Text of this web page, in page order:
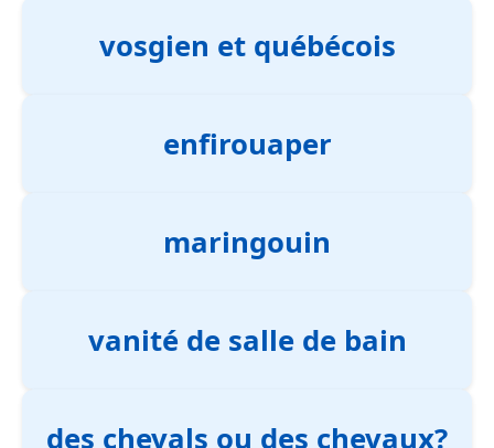
vosgien et québécois
enfirouaper
maringouin
vanité de salle de bain
des chevals ou des chevaux?